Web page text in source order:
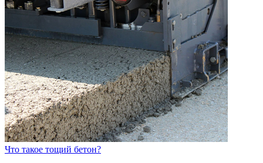
Что такое тощий бетон?